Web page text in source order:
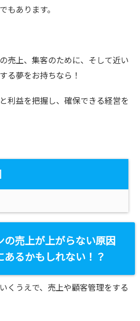
もあります。
売上、集客のために、そして近い
る夢をお持ちなら！
利益を把握し、確保できる経営を
の売上が上がらない原因
あるかもしれない！？
くうえで、売上や顧客管理をする